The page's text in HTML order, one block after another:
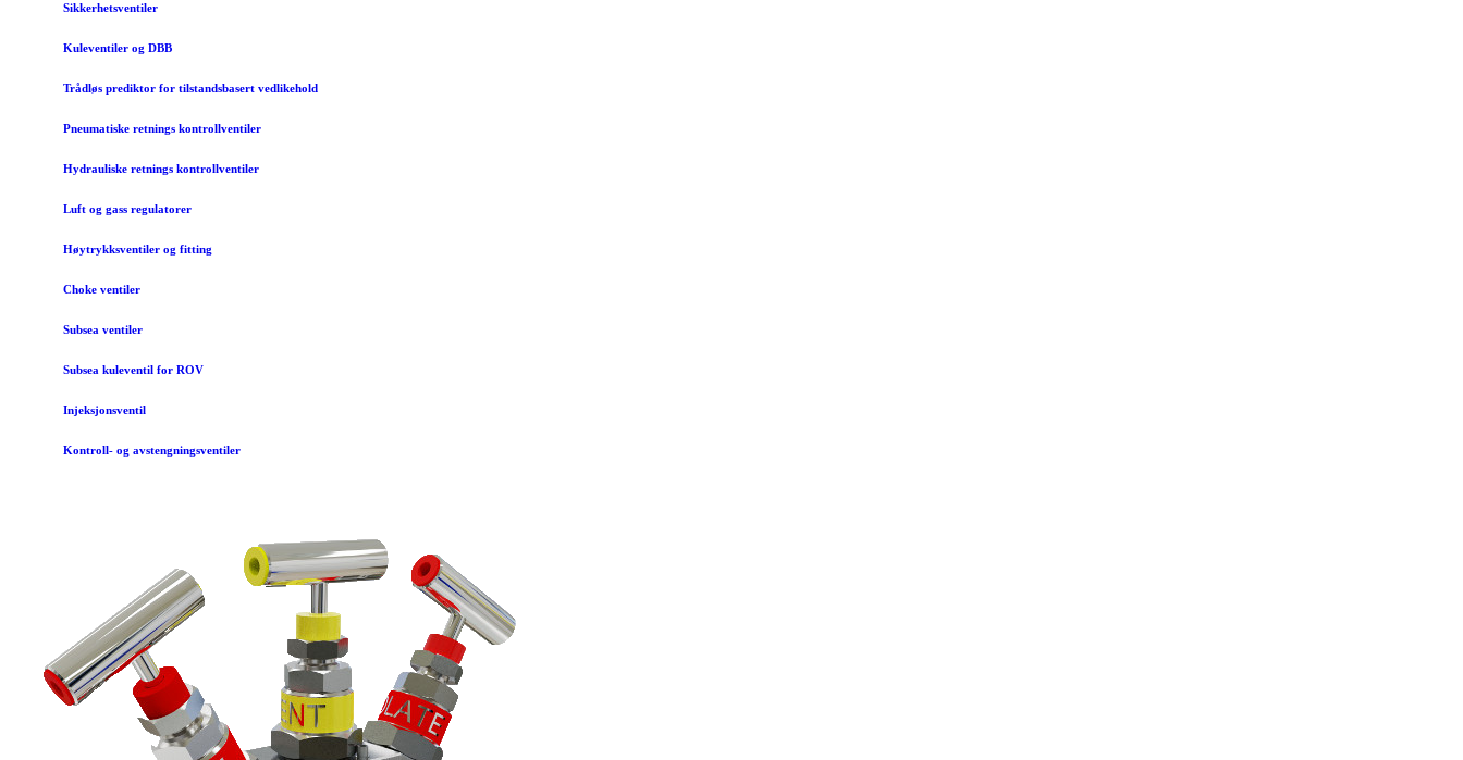
Sikkerhetsventiler
Kuleventiler og DBB
Trådløs prediktor for tilstandsbasert vedlikehold
Pneumatiske retnings kontrollventiler
Hydrauliske retnings kontrollventiler
Luft og gass regulatorer
Høytrykksventiler og fitting
Choke ventiler
Subsea ventiler
Subsea kuleventil for ROV
Injeksjonsventil
Kontroll- og avstengningsventiler